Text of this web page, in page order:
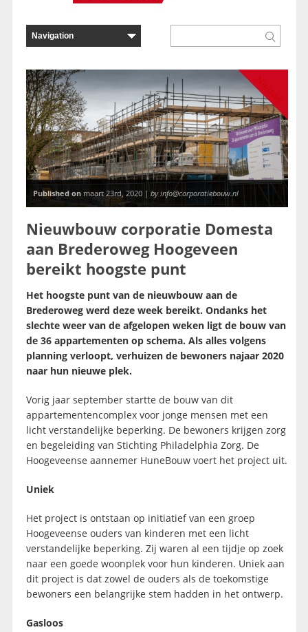
Nieuws
Published onmaart 23rd, 2020 | by info@corporatiebouw.nl
Nieuwbouw corporatie Domesta
aan Brederoweg Hoogeveen
bereikt hoogste punt
Het hoogste punt van de nieuwbouw aan de
Brederoweg werd deze week bereikt. Ondanks het
slechte weer van de afgelopen weken ligt de bouw van
de 36 appartementen op schema. Als alles volgens
planning verloopt, verhuizen de bewoners najaar 2020
naar hun nieuwe plek.
Vorig jaar september startte de bouw van dit
appartementencomplex voor jonge mensen met een
licht verstandelijke beperking. De bewoners krijgen zorg
en begeleiding van Stichting Philadelphia Zorg. De
Hoogeveense aannemer HuneBouw voert het project uit.
Uniek
Het project is ontstaan op initiatief van een groep
Hoogeveense ouders van kinderen met een licht
verstandelijke beperking. Zij waren al een tijdje op zoek
naar een goede woonplek voor hun kinderen. Uniek aan
dit project is dat zowel de ouders als de toekomstige
bewoners een belangrijke stem hadden in het ontwerp.
Gasloos